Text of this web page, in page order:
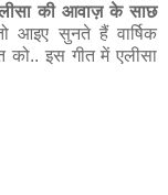
की आवाज़ के साछ
आइए सुनते हैं वार्षिक
को.. इस गीत में एलीसा